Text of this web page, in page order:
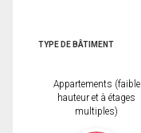
TYPE DE BÂTIMENT
Appartements (faible
hauteur et à étages
multiples)